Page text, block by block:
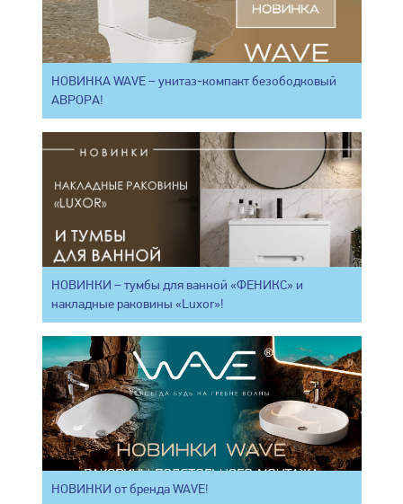
НОВИНКА WAVE – унитаз-компакт безободковый
АВРОРА!
НОВИНКИ – тумбы для ванной «ФЕНИКС» и
накладные раковины «Luxor»!
НОВИНКИ от бренда WAVE!